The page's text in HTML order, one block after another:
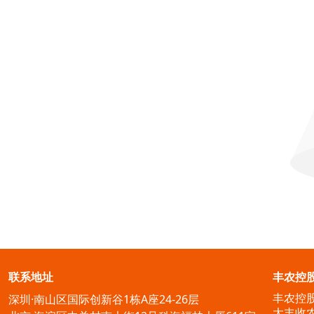
联系地址
深圳·南山区国际创新谷1栋A座24-26层
丰农控
丰农控